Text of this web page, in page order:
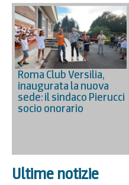
Roma Club Versilia,
inaugurata la nuova
sede: il sindaco Pierucci
socio onorario
Ultime notizie